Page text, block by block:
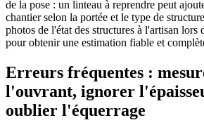
de la pose : un linteau à reprendre peut
chantier selon la portée et le type de
photos de l'état des structures à l'artisan lors
pour obtenir une estimation fiable et
Erreurs fréquentes :
l'ouvrant, ignorer
oublier l'équerrage